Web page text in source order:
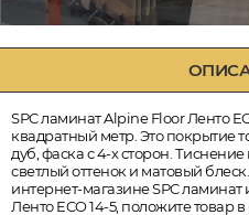
SPC ламинат Alpine Floor Ленто
квадратный метр. Это покрытие
дуб, фаска с 4-х сторон.
светлый оттенок и матовый
интернет-магазине SPC
Ленто ECO 14-5, положите товар